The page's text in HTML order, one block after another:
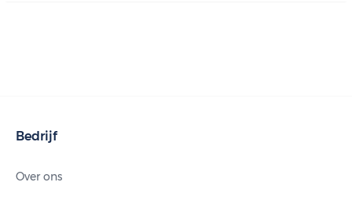
Bedrijf
Over ons